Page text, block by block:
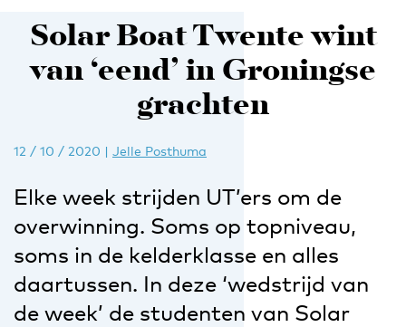
Solar Boat Twente wint
van ‘eend’ in Groningse
grachten
12 / 10 / 2020 | Jelle Posthuma
Elke week strijden UT’ers om de
overwinning. Soms op topniveau,
soms in de kelderklasse en alles
daartussen. In deze ‘wedstrijd van
de week’ de studenten van Solar